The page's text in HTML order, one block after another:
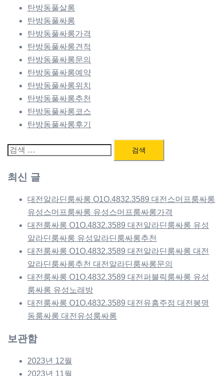
탄방동풀살롱
탄방동풀싸롱
탄방동풀싸롱가격
탄방동풀싸롱견적
탄방동풀싸롱문의
탄방동풀싸롱예약
탄방동풀싸롱위치
탄방동풀싸롱추천
탄방동풀싸롱코스
탄방동풀싸롱후기
검
최신 글
대전알라딘룸싸롱 O1O.4832.3589 대전스머프룸싸롱
유성스머프룸싸롱 유성스머프룸싸롱가격
대전룸싸롱 O1O.4832.3589 대전알라딘룸싸롱 유성
알라딘룸싸롱 유성알라딘룸싸롱추천
대전룸싸롱 O1O.4832.3589 대전알라딘룸싸롱 대전
알라딘룸싸롱추천 대전알라딘룸싸롱문의
대전룸싸롱 O1O.4832.3589 대전퍼블릭룸싸롱 유성
룸싸롱 유성노래방
대전룸싸롱 O1O.4832.3589 대전유흥주점 대전봉명
동룸싸롱 대전유성룸싸롱
보관함
2023년 12월
2023년 11월